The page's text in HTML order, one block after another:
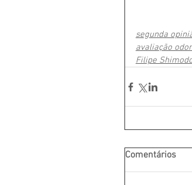
segunda
avaliação
Filipe
Comentários